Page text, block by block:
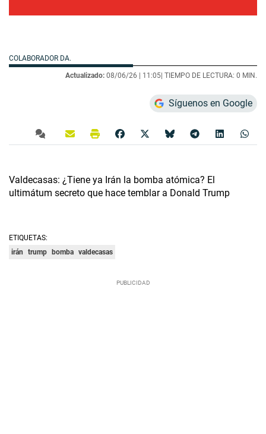
COLABORADOR DA.
Actualizado: 08/06/26 | 11:05 | TIEMPO DE LECTURA: 0 MIN.
Síguenos en Google
Valdecasas: ¿Tiene ya Irán la bomba atómica? El
ultimátum secreto que hace temblar a Donald Trump
ETIQUETAS:
irán
trump bomba valdecasas